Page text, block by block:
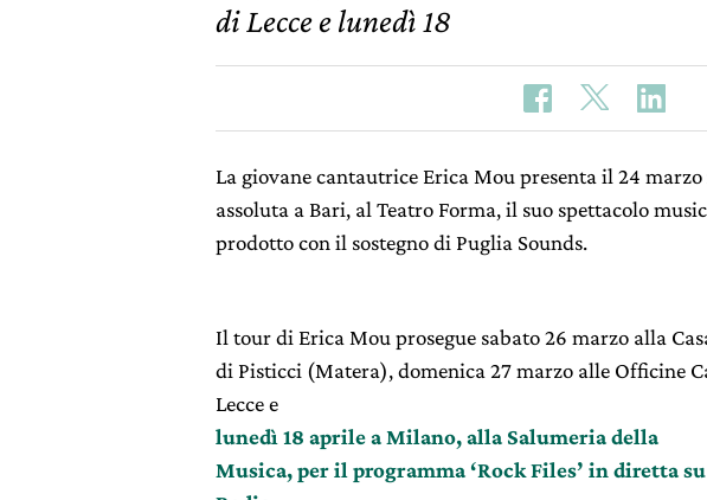
di Lecce e lunedì 18
La giovane cantautrice Erica Mou presenta il 24
assoluta a Bari, al Teatro Forma, il suo spettacolo
prodotto con il sostegno di Puglia Sounds.
Il tour di Erica Mou prosegue sabato 26 marzo alla
di Pisticci (Matera), domenica 27 marzo alle Officine
Lecce e
lunedì 18 aprile a Milano, alla Salumeria della
Musica, per il programma ‘Rock Files’ in diretta